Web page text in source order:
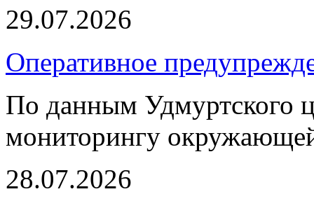
29.07.2026
Оперативное
По данным Удмуртского
мониторингу
28.07.2026